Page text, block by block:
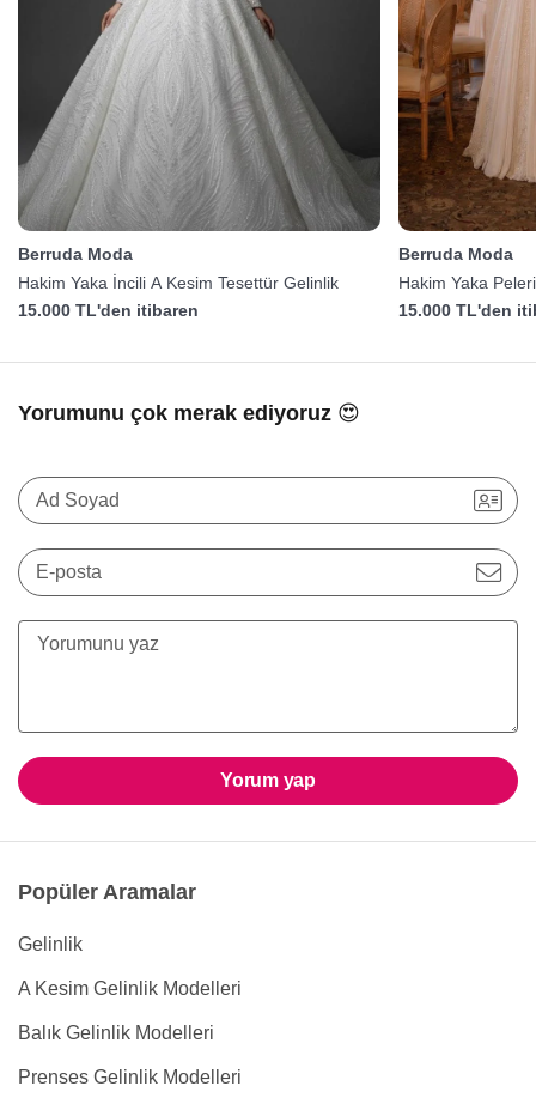
Berruda Moda
Hakim Yaka İncili A Kesim Tesettür Gelinlik
15.000 TL'den itibaren
Berruda Moda
Hakim Yaka
15.000 TL'den
Yorumunu çok merak ediyoruz 😍
Ad Soyad
E-posta
Yorum yap
Popüler Aramalar
Gelinlik
A Kesim Gelinlik Modelleri
Balık Gelinlik Modelleri
Prenses Gelinlik Modelleri